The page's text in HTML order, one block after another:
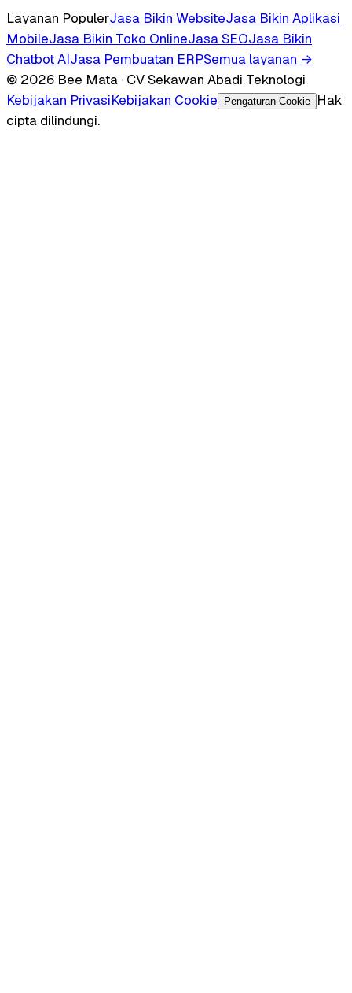
Layanan PopulerJasa Bikin WebsiteJasa Bikin Aplikasi
MobileJasa Bikin Toko OnlineJasa SEOJasa Bikin
Chatbot AIJasa Pembuatan ERPSemua layanan →
© 2026 Bee Mata · CV Sekawan Abadi Teknologi
Kebijakan PrivasiKebijakan Cookie Pengaturan Cookie
Hak
cipta dilindungi.